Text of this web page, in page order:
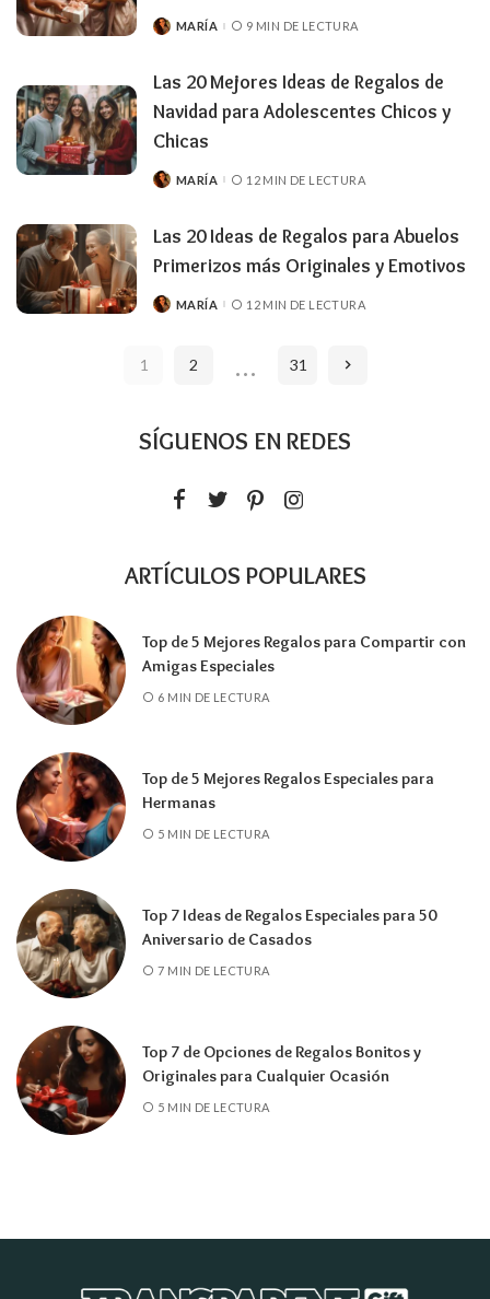
PUBLICADO
MARÍA 9 MIN DE LECTURA
Las 20 Mejores Ideas de Regalos de
Navidad para Adolescentes Chicos y
Chicas
PUBLICADO
MARÍA 12 MIN DE LECTURA
Las 20 Ideas de Regalos para Abuelos
Primerizos más Originales y Emotivos
PUBLICADO
MARÍA 12 MIN DE LECTURA
1 2 … 31
SÍGUENOS EN REDES
ARTÍCULOS POPULARES
Top de 5 Mejores Regalos para Compartir con
Amigas Especiales
6 MIN DE LECTURA
Top de 5 Mejores Regalos Especiales para
Hermanas
5 MIN DE LECTURA
Top 7 Ideas de Regalos Especiales para 50
Aniversario de Casados
7 MIN DE LECTURA
Top 7 de Opciones de Regalos Bonitos y
Originales para Cualquier Ocasión
5 MIN DE LECTURA